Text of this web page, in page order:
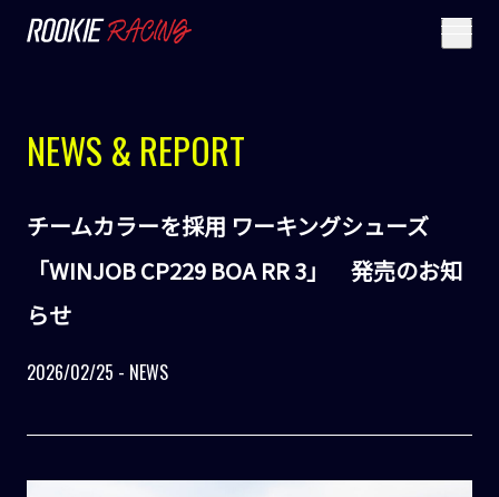
NEWS & REPORT
チームカラーを採用 ワーキングシューズ
「WINJOB CP229 BOA RR 3」 発売のお知
らせ
2026/02/25 - NEWS